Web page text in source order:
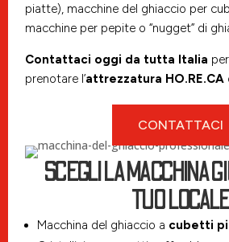
piatte), macchine del ghiaccio per
macchine per pepite o “nugget” di
Contattaci oggi da tutta Italia
prenotare l’attrezzatura HO.RE.CA
CONTATTACI
SCEGLI LA MACCHINA
TUO
Macchina del ghiaccio a cubetti